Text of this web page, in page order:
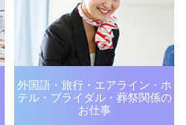
外国語・旅行・エアライン・ ホ
テル・ブライダル・ 葬祭関係の
お仕事